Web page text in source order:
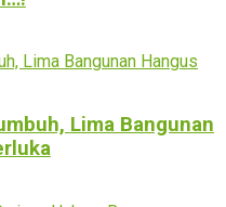
Lima Bangunan